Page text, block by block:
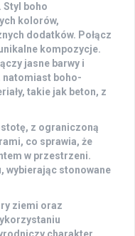
boho
kolorów,
dodatków. Połącz
kompozycje.
jasne barwy i
natomiast boho-
takie jak beton, z
z ograniczoną
co sprawia, że
w przestrzeni.
wybierając stonowane
ziemi oraz